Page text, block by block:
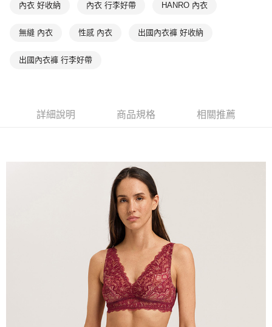
內衣 好收納 內衣 行李好帶 HANRO 內衣
無縫 內衣 性感 內衣 出國內衣褲 好收納
出國內衣褲 行李好帶
詳細說明 商品規格 相關推薦